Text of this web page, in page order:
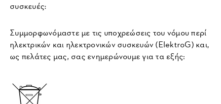
συσκευές:
Συμμορφωνόμαστε με τις υποχρεώσεις του νόμου περί
ηλεκτρικών και ηλεκτρονικών συσκευών (ElektroG) και,
ως πελάτες μας, σας ενημερώνουμε για τα εξής: